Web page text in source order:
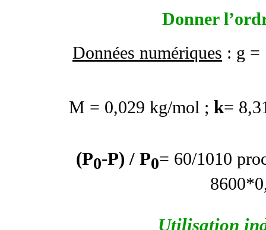
Donner
Données numériques : g =
M = 0,029 kg/mol ; k=
(P0-P) / P0= 60/1010
Utilisation